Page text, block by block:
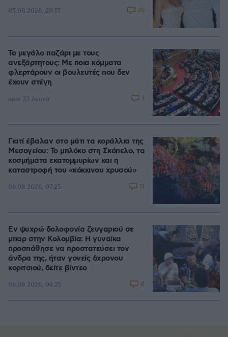
05.08.2026, 20:15 26
Το μεγάλο παζάρι με τους
ανεξάρτητους: Με ποια κόμματα
φλερτάρουν οι βουλευτές που δεν
έχουν στέγη
πριν 33 λεπτά 7
Γιατί έβαλαν στο μάτι τα κοράλλια της
Μεσογείου: Το μπλόκο στη Σκόπελο, τα
κοσμήματα εκατομμυρίων και η
καταστροφή του «κόκκινου χρυσού»
06.08.2026, 07:25 11
Εν ψυχρώ δολοφονία ζευγαριού σε
μπαρ στην Κολομβία: Η γυναίκα
προσπάθησε να προστατεύσει τον
άνδρα της, ήταν γονείς 6χρονου
κοριτσιού, δείτε βίντεο
06.08.2026, 06:25 8